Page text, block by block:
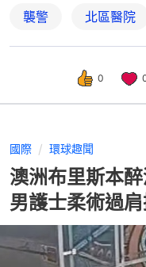
襲警 北區醫院
0
國際 環球趣聞
澳洲布里斯本
男護士柔術過